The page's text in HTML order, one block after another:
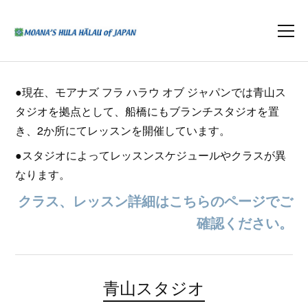
●現在、モアナズ フラ ハラウ オブ ジャパンでは青山ス
タジオを拠点として、船橋にもブランチスタジオを置
き、2か所にてレッスンを開催しています。
●スタジオによってレッスンスケジュールやクラスが異
なります。
クラス、レッスン詳細はこちらのページでご
確認ください。
青山スタジオ